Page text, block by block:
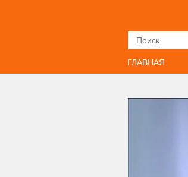
ГЛАВНАЯ